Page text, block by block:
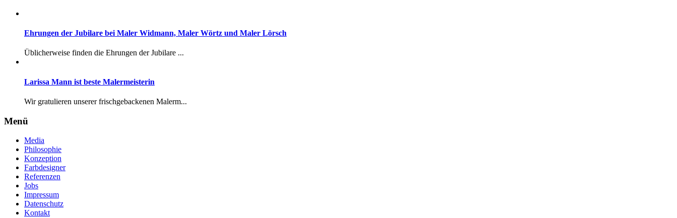
Ehrungen der Jubilare bei Maler Widmann, Maler Wörtz und Maler Lörsch
Üblicherweise finden die Ehrungen der Jubilare ...
Larissa Mann ist beste Malermeisterin
Wir gratulieren unserer frischgebackenen Malerm...
Menü
Media
Philosophie
Konzeption
Farbdesigner
Referenzen
Jobs
Impressum
Datenschutz
Kontakt